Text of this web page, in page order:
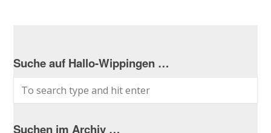
Suche auf Hallo-Wippingen …
Suchen im Archiv …